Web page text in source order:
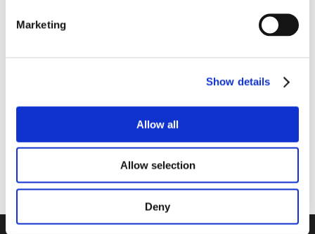
Marketing
Show details
Allow all
Allow selection
Deny